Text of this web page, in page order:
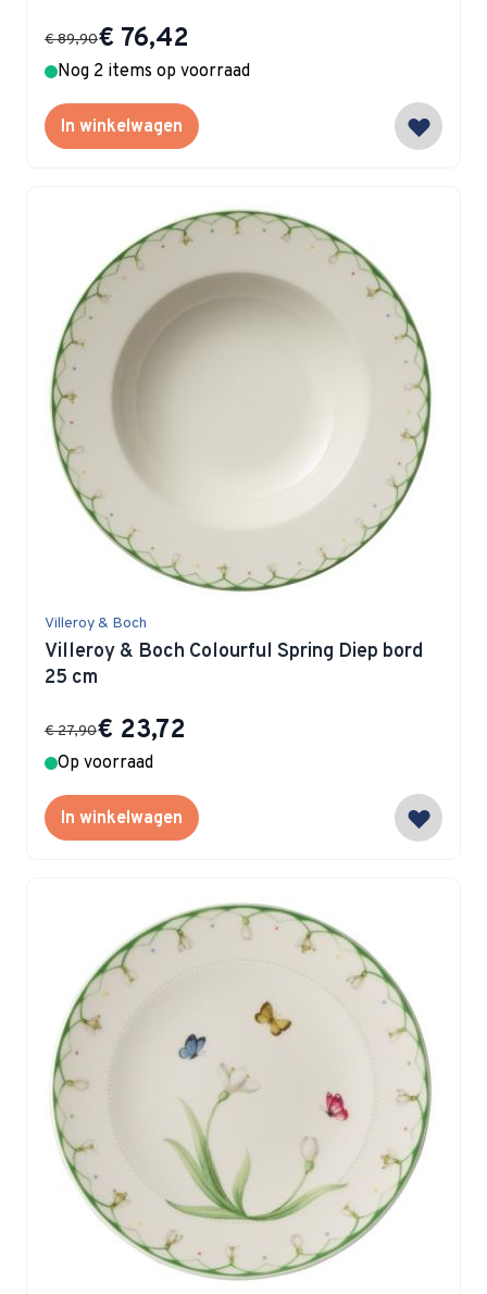
Special Price
€ 76,42
€ 89,90
Nog 2 items op voorraad
In winkelwagen
Villeroy & Boch
Villeroy & Boch Colourful Spring Diep bord
25 cm
Special Price
€ 23,72
€ 27,90
Op voorraad
In winkelwagen